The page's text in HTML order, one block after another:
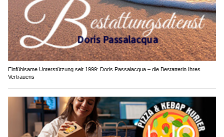
Einfühlsame Unterstützung seit 1999: Doris Passalacqua – die Bestatterin Ihres
Vertrauens